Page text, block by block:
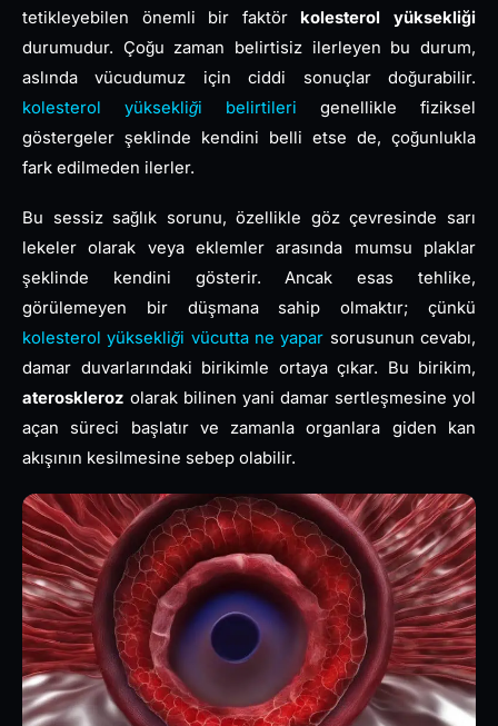
tetikleyebilen önemli bir faktör kolesterol yüksekliği
durumudur. Çoğu zaman belirtisiz ilerleyen bu durum,
aslında vücudumuz için ciddi sonuçlar doğurabilir.
kolesterol yüksekliği belirtileri genellikle fiziksel
göstergeler şeklinde kendini belli etse de, çoğunlukla
fark edilmeden ilerler.
Bu sessiz sağlık sorunu, özellikle göz çevresinde sarı
lekeler olarak veya eklemler arasında mumsu plaklar
şeklinde kendini gösterir. Ancak esas tehlike,
görülemeyen bir düşmana sahip olmaktır; çünkü
kolesterol yüksekliği vücutta ne yapar sorusunun cevabı,
damar duvarlarındaki birikimle ortaya çıkar. Bu birikim,
ateroskleroz olarak bilinen yani damar sertleşmesine yol
açan süreci başlatır ve zamanla organlara giden kan
akışının kesilmesine sebep olabilir.